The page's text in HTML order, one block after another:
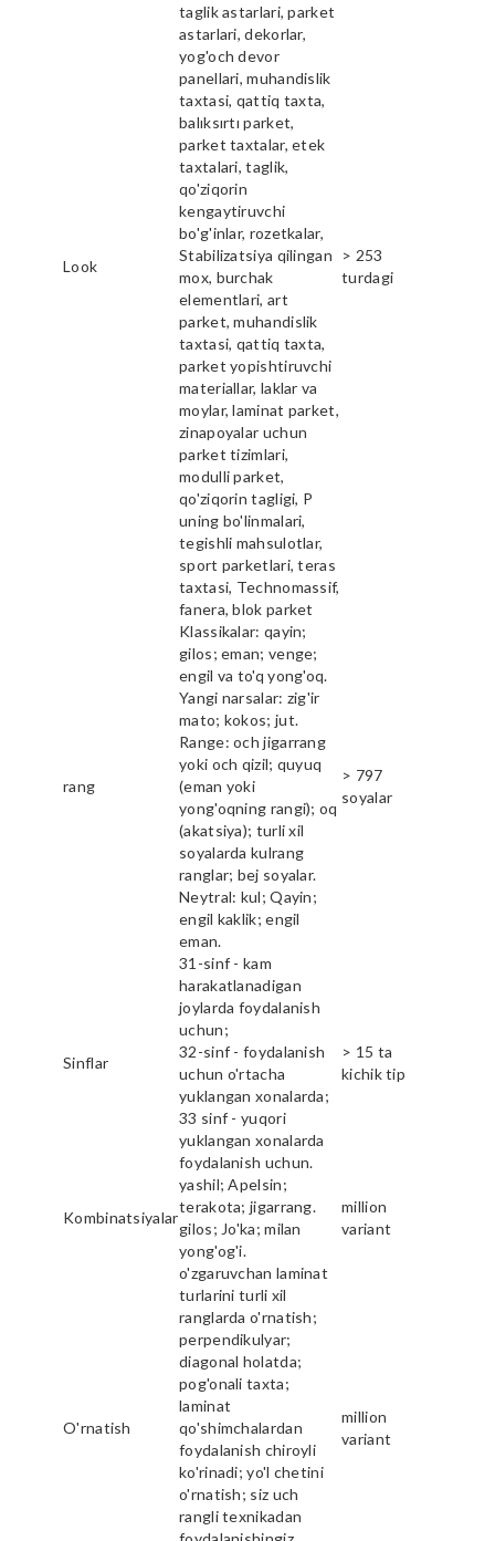
Look
taglik astarlari, parket
astarlari, dekorlar,
yog'och devor
panellari, muhandislik
taxtasi, qattiq taxta,
balıksırtı parket,
parket taxtalar, etek
taxtalari, taglik,
qo'ziqorin
kengaytiruvchi
bo'g'inlar, rozetkalar,
Stabilizatsiya qilingan
mox, burchak
elementlari, art
parket, muhandislik
taxtasi, qattiq taxta,
parket yopishtiruvchi
materiallar, laklar va
moylar, laminat parket,
zinapoyalar uchun
parket tizimlari,
modulli parket,
qo'ziqorin tagligi, P
uning bo'linmalari,
tegishli mahsulotlar,
sport parketlari, teras
taxtasi, Technomassif,
fanera, blok parket
> 253
turdagi
rang
Klassikalar: qayin;
gilos; eman; venge;
engil va to'q yong'oq.
Yangi narsalar: zig'ir
mato; kokos; jut.
Range: och jigarrang
yoki och qizil; quyuq
(eman yoki
yong'oqning rangi); oq
(akatsiya); turli xil
soyalarda kulrang
ranglar; bej soyalar.
Neytral: kul; Qayin;
engil kaklik; engil
eman.
> 797
soyalar
Sinflar
31-sinf - kam
harakatlanadigan
joylarda foydalanish
uchun;
32-sinf - foydalanish
uchun o'rtacha
yuklangan xonalarda;
33 sinf - yuqori
yuklangan xonalarda
foydalanish uchun.
> 15 ta
kichik tip
Kombinatsiyalar
yashil; Apelsin;
terakota; jigarrang.
gilos; Jo'ka; milan
yong'og'i.
million
variant
O'rnatish
o'zgaruvchan laminat
turlarini turli xil
ranglarda o'rnatish;
perpendikulyar;
diagonal holatda;
pog'onali taxta;
laminat
qo'shimchalardan
foydalanish chiroyli
ko'rinadi; yo'l chetini
o'rnatish; siz uch
rangli texnikadan
million
variant